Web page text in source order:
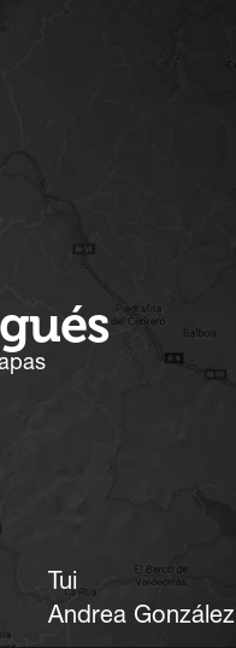
Tui
Andrea González